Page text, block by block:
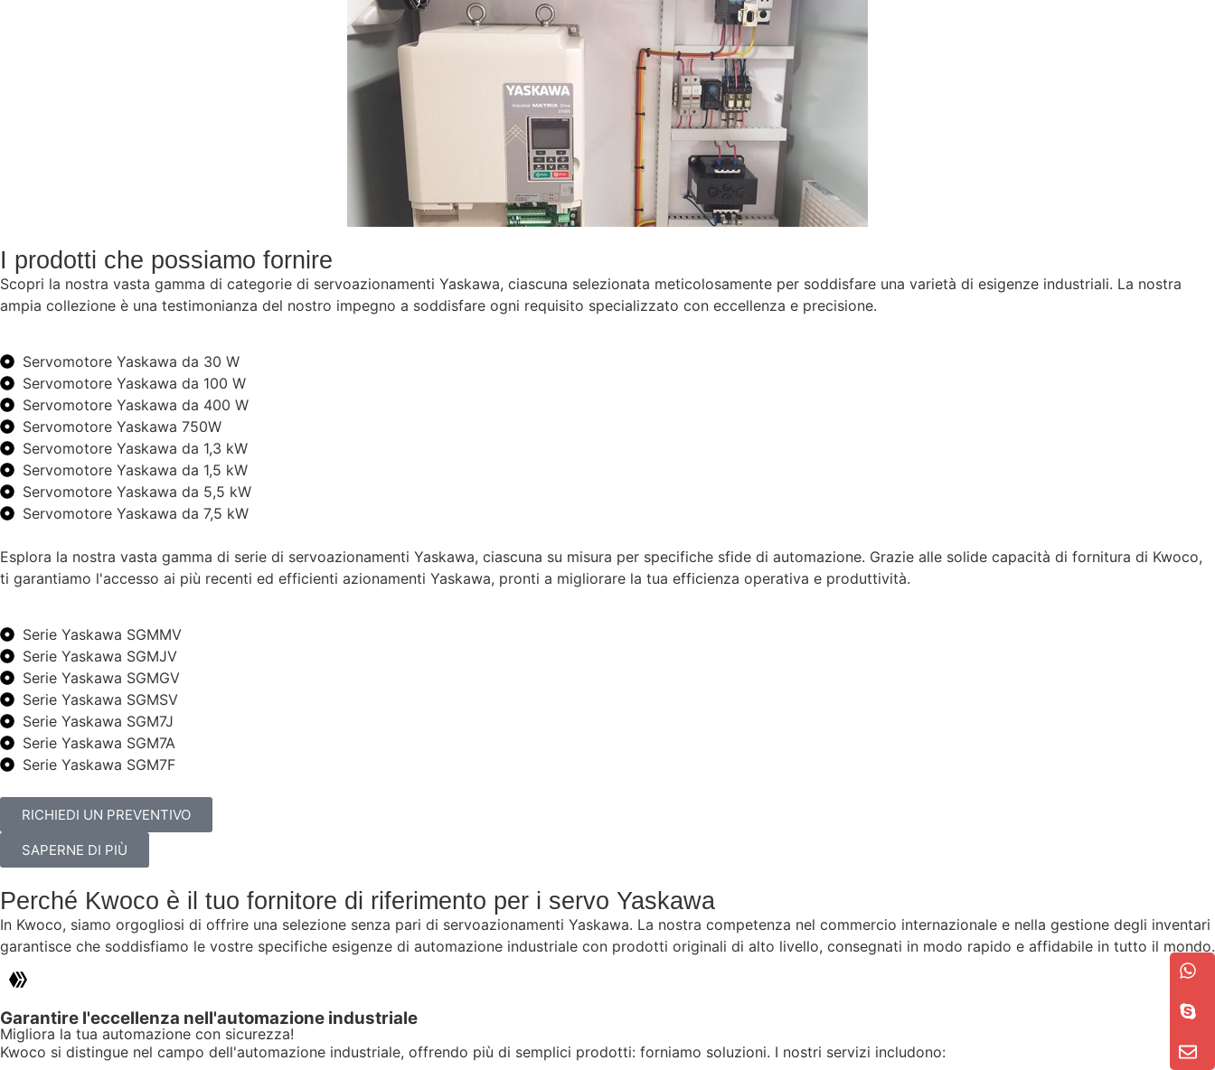
I prodotti che possiamo fornire
Scopri la nostra vasta gamma di categorie di servoazionamenti Yaskawa, ciascuna selezionata meticolosamente per soddisfare una varietà di esigenze industriali. La nostra
ampia collezione è una testimonianza del nostro impegno a soddisfare ogni requisito specializzato con eccellenza e precisione.
Servomotore Yaskawa da 30 W
Servomotore Yaskawa da 100 W
Servomotore Yaskawa da 400 W
Servomotore Yaskawa 750W
Servomotore Yaskawa da 1,3 kW
Servomotore Yaskawa da 1,5 kW
Servomotore Yaskawa da 5,5 kW
Servomotore Yaskawa da 7,5 kW
Esplora la nostra vasta gamma di serie di servoazionamenti Yaskawa, ciascuna su misura per specifiche sfide di automazione. Grazie alle solide capacità di fornitura di Kwoco,
ti garantiamo l'accesso ai più recenti ed efficienti azionamenti Yaskawa, pronti a migliorare la tua efficienza operativa e produttività.
Serie Yaskawa SGMMV
Serie Yaskawa SGMJV
Serie Yaskawa SGMGV
Serie Yaskawa SGMSV
Serie Yaskawa SGM7J
Serie Yaskawa SGM7A
Serie Yaskawa SGM7F
RICHIEDI UN PREVENTIVO
SAPERNE DI PIÙ
Perché Kwoco è il tuo fornitore di riferimento per i servo Yaskawa
In Kwoco, siamo orgogliosi di offrire una selezione senza pari di servoazionamenti Yaskawa. La nostra competenza nel commercio internazionale e nella gestione degli inventari
garantisce che soddisfiamo le vostre specifiche esigenze di automazione industriale con prodotti originali di alto livello, consegnati in modo rapido e affidabile in tutto il mondo.
Garantire l'eccellenza nell'automazione industriale
Migliora la tua automazione con sicurezza!
Kwoco si distingue nel campo dell'automazione industriale, offrendo più di semplici prodotti: forniamo soluzioni. I nostri servizi includono: